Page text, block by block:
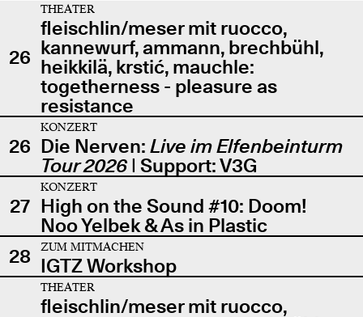
26
THEATER
fleischlin/meser mit ruocco,
kannewurf, ammann, brechbühl,
heikkilä, krstić, mauchle:
togetherness - pleasure as
resistance
26
KONZERT
Die Nerven: Live im Elfenbeinturm
Tour 2026| Support: V3G
27
KONZERT
High on the Sound #10: Doom!
Noo Yelbek & As in Plastic
28
ZUM MITMACHEN
IGTZ Workshop
THEATER
fleischlin/meser mit ruocco,